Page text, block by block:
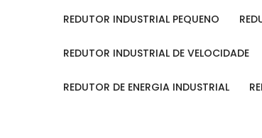
REDUTOR INDUSTRIAL PEQUENO
REDUTOR INDUSTRIAL DE VELOCIDADE
REDUTOR DE ENERGIA INDUSTRIAL